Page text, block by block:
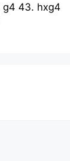
g4 43. hxg4